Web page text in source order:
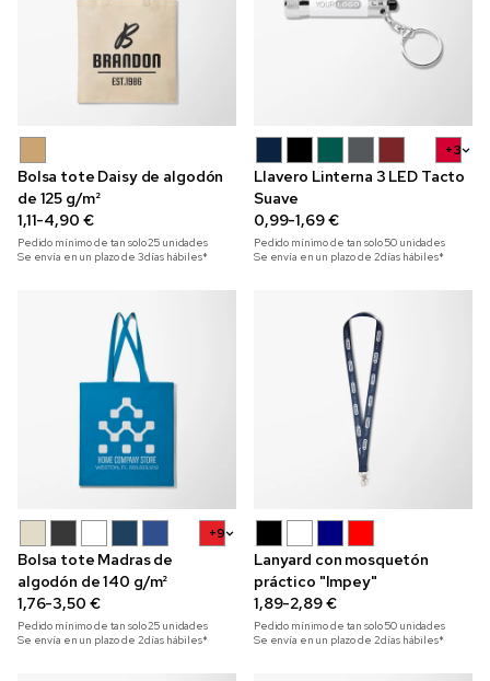
Bolsa tote Daisy de algodón
de 125 g/m²
1,11-4,90 €
Pedido mínimo de tan solo25 unidades
Se envía en un plazo de 3 días hábiles*
+3
Llavero Linterna 3 LED Tacto
Suave
0,99-1,69 €
Pedido mínimo de tan solo50 unidades
Se envía en un plazo de 2 días hábiles*
+9
Bolsa tote Madras de
algodón de 140 g/m²
1,76-3,50 €
Pedido mínimo de tan solo25 unidades
Se envía en un plazo de 2 días hábiles*
Lanyard con mosquetón
práctico "Impey"
1,89-2,89 €
Pedido mínimo de tan solo50 unidades
Se envía en un plazo de 2 días hábiles*